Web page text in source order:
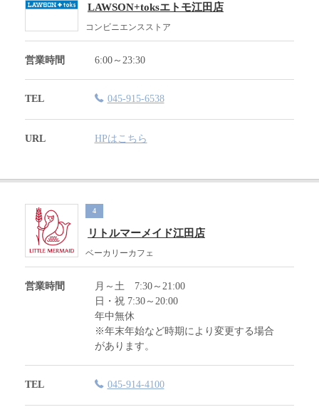
LAWSON+toksエトモ江田店
コンビニエンスストア
営業時間 6:00～23:30
TEL 045-915-6538
URL HPはこちら
4
リトルマーメイド江田店
ベーカリーカフェ
営業時間
月～土 7:30～21:00
日・祝 7:30～20:00
年中無休
※年末年始など時期により変更する場合
があります。
TEL 045-914-4100